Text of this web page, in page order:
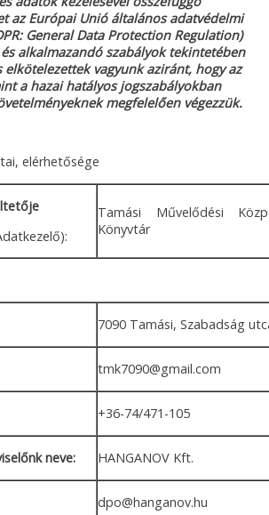
az Európai Unió általános adatvédelmi
General Data Protection Regulation)
alkalmazandó szabályok tekintetében
elkötelezettek vagyunk aziránt, hogy az
a hazai hatályos jogszabályokban
megfelelően végezzük.
elérhetősége
Tamási Művelődési
Könyvtár
7090 Tamási, Szabadság
tmk7090@gmail.com
+36-74/471-105
neve: HANGANOV Kft.
dpo@hanganov.hu